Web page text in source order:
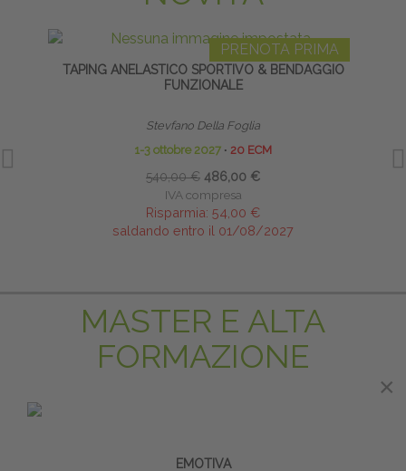
PRENOTA PRIMA
TAPING ANELASTICO SPORTIVO & BENDAGGIO
FUNZIONALE
Stevfano Della Foglia
1-3 ottobre 2027 ∙ 20 ECM
540,00 € 486,00 €
IVA compresa
Risparmia: 54,00 €
saldando entro il 01/08/2027
MASTER E ALTA
FORMAZIONE
EMOTIVA
×
×